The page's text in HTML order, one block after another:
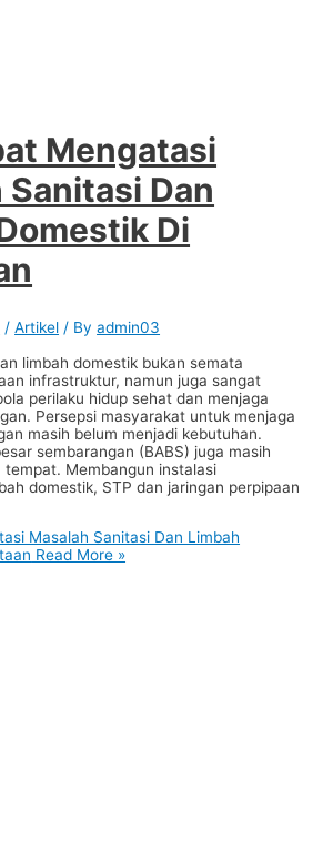
Mengatasi
Sanitasi Dan
Di
/Artikel / Byadmin03
limbah domestik bukan semata
infrastruktur, namun juga sangat
perilaku hidup sehat dan menjaga
Persepsi masyarakat untuk menjaga
masih belum menjadi kebutuhan.
sembarangan (BABS) juga masih
tempat. Membangun instalasi
domestik, STP dan jaringan perpipaan
Masalah Sanitasi Dan Limbah
Read More »